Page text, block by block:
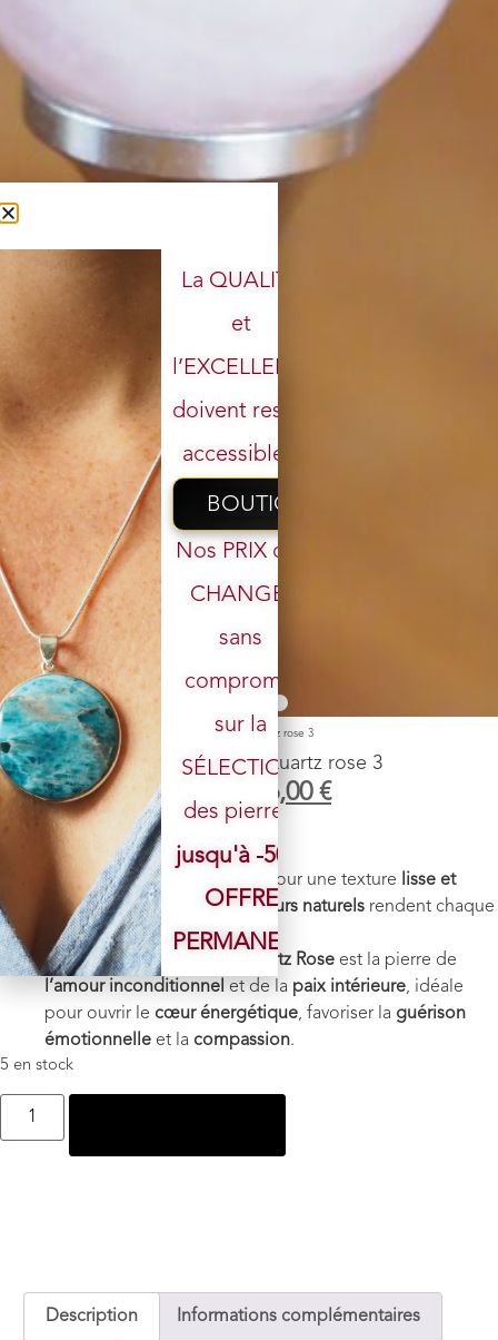
Accueil/Boutique/ Pendules / Pendule Sphère Quartz rose 3
Pendule Sphère Quartz rose 3
19,00 16,00 €
Pierre : Quartz rose
: 17.8 g
Finition: Lapierre est polie pour une texture
lisse et
agréable. Sesmotifs et couleurs naturels rendent chaque
penduleunique
.
Vertus énergétiques
Quartz Rose est la pierre de
l’amour inconditionnel et de la paix intérieure, idéale
pour ouvrir le cœur énergétique, favoriser la guérison
émotionnelle et la compassion.
5 en stock
Description Informations complémentaires
Votre email
La QUALITÉ
et
l’EXCELLENCE
doivent rester
accessibles.
BOUTIQUE
Nos PRIX ont
CHANGÉ,
sans
compromis
sur la
SÉLECTION
des pierres.
jusqu'à -50%
OFFRE
PERMANENTE